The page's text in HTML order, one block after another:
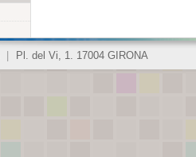
Pl. del Vi, 1. 17004 GIRONA